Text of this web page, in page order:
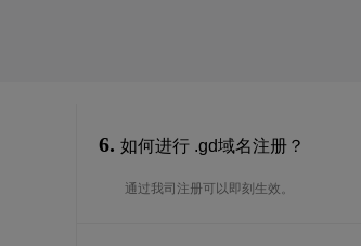
6. 如何进行 .gd域名注册？
通过我司注册可以即刻生效。